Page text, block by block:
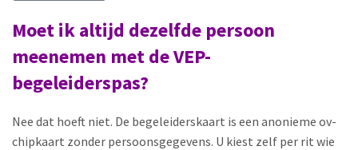
Moet ik altijd dezelfde persoon
meenemen met de VEP-
begeleiderspas?
Nee dat hoeft niet. De begeleiderskaart is een anonieme ov-
chipkaart zonder persoonsgegevens. U kiest zelf per rit wie